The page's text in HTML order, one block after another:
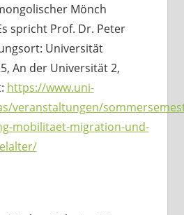
Mönch
spricht Prof. Dr. Peter
Universität
An der Universität 2,
https://www.uni-
veranstaltungen/
mobilitaet-migration-und-